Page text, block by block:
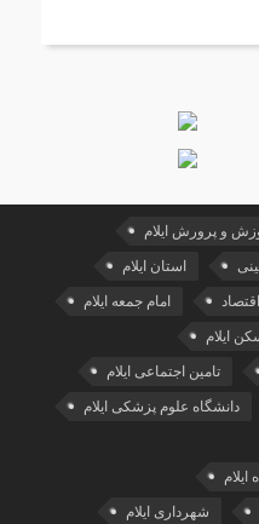
و پرورش ایلام
استان ایلام
اقتصاد امام جمعه ایلام
ایلام
تامین اجتماعی ایلام
دانشگاه علوم پزشکی ایلام
ایلام
شهرداری ایلام